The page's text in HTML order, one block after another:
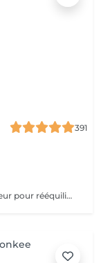
391
Un soin de 90 minutes qui agit en profondeur pour rééquilibrer corps et esprit. Il combine un massage intensif du cuir chevelu, des manuvres enveloppantes sur la nuque, les épaules et le haut du dos, ainsi que l'utilisation de serviettes chaudes et d'huiles aromatiques apaisantes. Idéal en période de fatigue ou de stress chronique, ce rituel favorise le sommeil, libère les tensions musculaires et revitalise le cuir chevelu. Un séchage professionnel des cheveux est inclus à la fin, pour prolonger le bien-être jusqu'à la dernière minute.